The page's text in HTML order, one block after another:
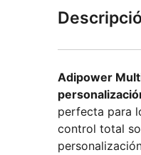
Adipower
perfecta para
control total